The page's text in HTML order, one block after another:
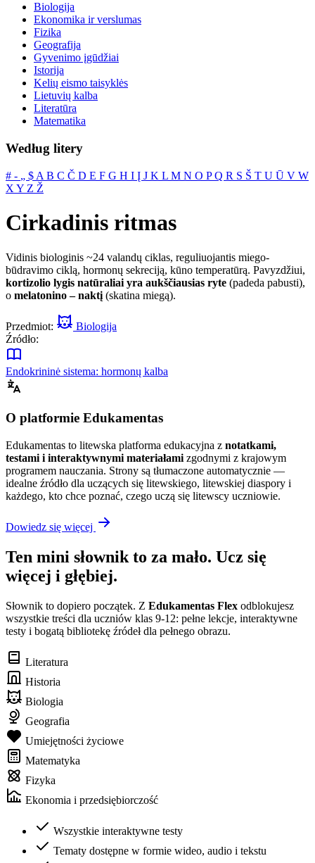
Biologija
Ekonomika ir verslumas
Fizika
Geografija
Gyvenimo įgūdžiai
Istorija
Kelių eismo taisyklės
Lietuvių kalba
Literatūra
Matematika
Według litery
# ‐ „ $ A B C Č D E F G H I Į J K L M N O PQ R S Š T U Ū V W
X Y Z Ž
Cirkadinis ritmas
Vidinis biologinis ~24 valandų ciklas, reguliuojantis miego-
būdravimo ciklą, hormonų sekreciją, kūno temperatūrą. Pavyzdžiui,
kortizolio lygis natūraliai yra aukščiausias ryte (padeda pabusti),
o melatonino – naktį (skatina miegą).
Przedmiot:
Biologija
Źródło:
Endokrininė sistema: hormonų kalba
O platformie Edukamentas
Edukamentas to litewska platforma edukacyjna z notatkami,
testami i interaktywnymi materiałami zgodnymi z krajowym
programem nauczania. Strony są tłumaczone automatycznie —
idealne źródło dla uczących się litewskiego, litewskiej diaspory i
każdego, kto chce poznać, czego uczą się litewscy uczniowie.
Dowiedz się więcej
Ten mini słownik to za mało. Ucz się
więcej i głębiej.
Słownik to dopiero początek. Z Edukamentas Flex odblokujesz
wszystkie treści dla uczniów klas 9-12: pełne lekcje, interaktywne
testy i bogatą bibliotekę źródeł dla pełnego obrazu.
Literatura
Historia
Biologia
Geografia
Umiejętności życiowe
Matematyka
Fizyka
Ekonomia i przedsiębiorczość
Wszystkie interaktywne testy
Tematy dostępne w formie wideo, audio i tekstu